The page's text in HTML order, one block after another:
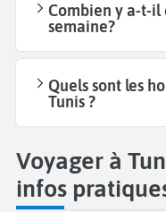
Combien y a-t-il
semaine?
Quels sont les
Tunis ?
Voyager à
infos